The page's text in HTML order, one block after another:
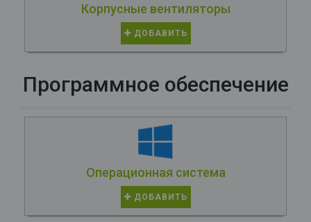
Корпусные вентиляторы
ДОБАВИТЬ
Программное обеспечение
Операционная система
ДОБАВИТЬ